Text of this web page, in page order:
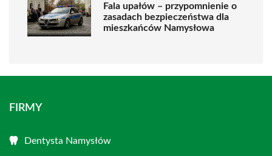
Fala upałów – przypomnienie o
zasadach bezpieczeństwa dla
mieszkańców Namysłowa
FIRMY
Dentysta Namysłów